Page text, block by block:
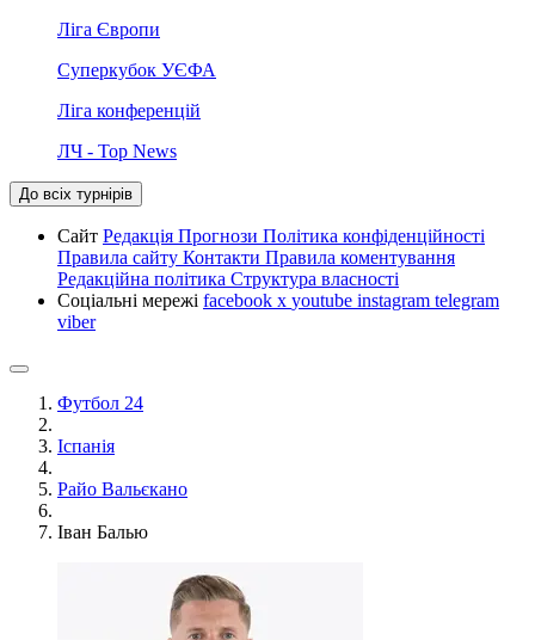
Ліга Європи
Суперкубок УЄФА
Ліга конференцій
ЛЧ - Top News
До всіх турнірів
Сайт Редакція Прогнози Політика конфіденційності
Правила сайту Контакти Правила коментування
Редакційна політика Структура власності
Соціальні мережі facebook x youtube instagram telegram
viber
Футбол 24
Іспанія
Райо Вальєкано
Іван Балью